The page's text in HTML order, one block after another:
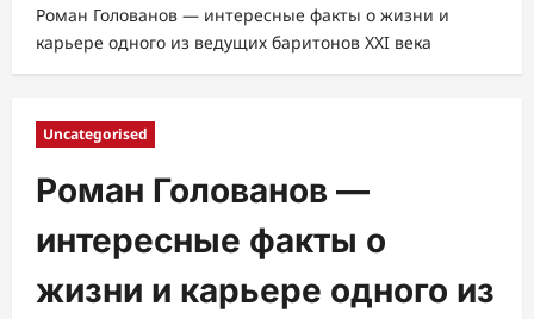
Роман Голованов — интересные факты о жизни и
карьере одного из ведущих баритонов XXI века
Uncategorised
Роман Голованов —
интересные факты о
жизни и карьере одного из